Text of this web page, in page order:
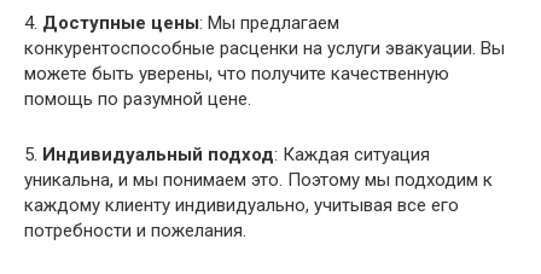
4. Доступные цены: Мы предлагаем
конкурентоспособные расценки на услуги эвакуации. Вы
можете быть уверены, что получите качественную
помощь по разумной цене.
5. Индивидуальный подход: Каждая ситуация
уникальна, и мы понимаем это. Поэтому мы подходим к
каждому клиенту индивидуально, учитывая все его
потребности и пожелания.